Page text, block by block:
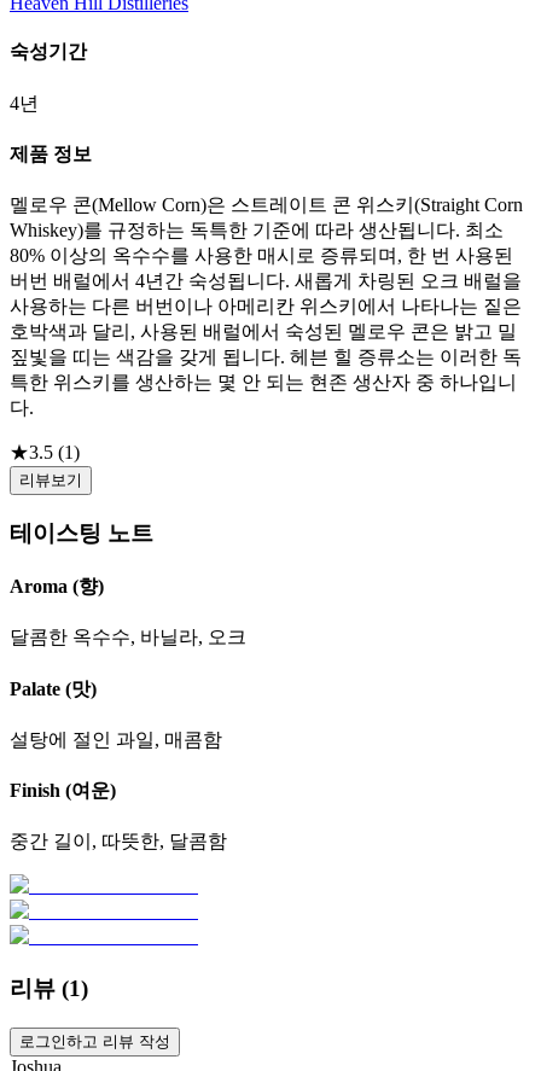
숙성기간
4년
제품 정보
멜로우 콘(Mellow Corn)은 스트레이트 콘 위스키(Straight Corn
Whiskey)를 규정하는 독특한 기준에 따라 생산됩니다. 최소
80% 이상의 옥수수를 사용한 매시로 증류되며, 한 번 사용된
버번 배럴에서 4년간 숙성됩니다. 새롭게 차링된 오크 배럴을
사용하는 다른 버번이나 아메리칸 위스키에서 나타나는 짙은
호박색과 달리, 사용된 배럴에서 숙성된 멜로우 콘은 밝고 밀
짚빛을 띠는 색감을 갖게 됩니다. 헤븐 힐 증류소는 이러한 독
특한 위스키를 생산하는 몇 안 되는 현존 생산자 중 하나입니
다.
★3.5 (1)
리뷰보기
테이스팅 노트
Aroma (향)
달콤한 옥수수, 바닐라, 오크
Palate (맛)
설탕에 절인 과일, 매콤함
Finish (여운)
중간 길이, 따뜻한, 달콤함
리뷰 (1)
로그인하고 리뷰 작성
Joshua